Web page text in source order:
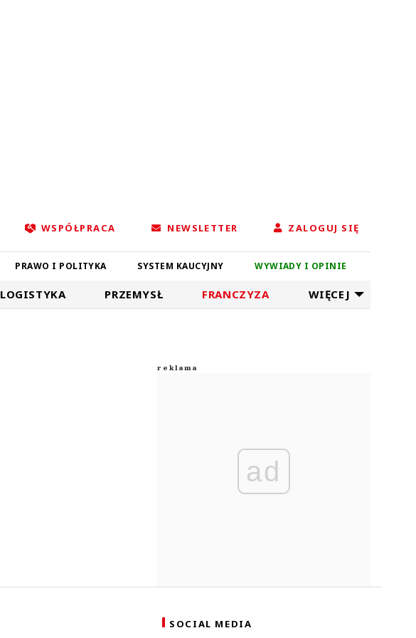
WSPÓŁPRACA NEWSLETTER ZALOGUJ SIĘ
PRAWO I POLITYKA SYSTEM KAUCYJNY WYWIADY I OPINIE
LOGISTYKA PRZEMYSŁ FRANCZYZA WIĘCEJ
ad
SOCIAL MEDIA